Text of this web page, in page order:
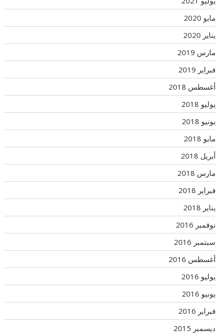
مايو 2020
يناير 2020
مارس 2019
فبراير 2019
أغسطس 2018
يوليو 2018
يونيو 2018
مايو 2018
أبريل 2018
مارس 2018
فبراير 2018
يناير 2018
نوفمبر 2016
سبتمبر 2016
أغسطس 2016
يوليو 2016
يونيو 2016
فبراير 2016
ديسمبر 2015